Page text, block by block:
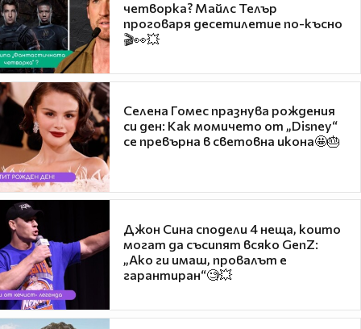
четворка? Майлс Телър
проговаря десетилетие по-късно
🎬👀💥
Селена Гомес празнува рождения
си ден: Как момичето от „Disney“
се превърна в световна икона🤩🎂
Джон Сина сподели 4 неща, които
могат да съсипят всяко GenZ:
„Ако ги имаш, провалът е
гарантиран“🧐💥